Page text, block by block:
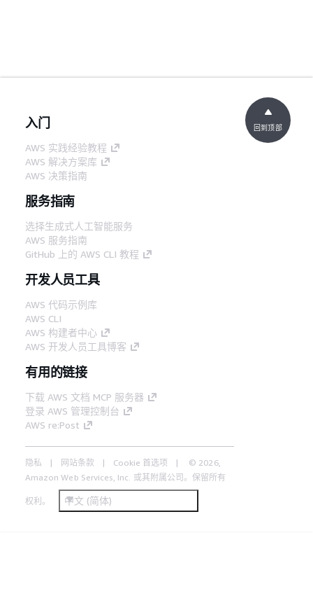
入门
AWS 实践经验教程
AWS 解决方案库
AWS 决策指南
服务指南
选择生成式人工智能服务
AWS 服务指南
GitHub 上的 AWS CLI 教程
开发人员工具
AWS 代码示例库
AWS CLI
AWS 构建者中心
AWS 开发人员工具博客
有用的链接
下载 AWS 文档 MCP 服务器
登录 AWS 管理控制台
AWS re:Post
隐私 网站条款 Cookie 首选项
© 2026,
Amazon Web Services, Inc. 或其附属公司。保留所有
权利。 中文 (简体)
回到顶部